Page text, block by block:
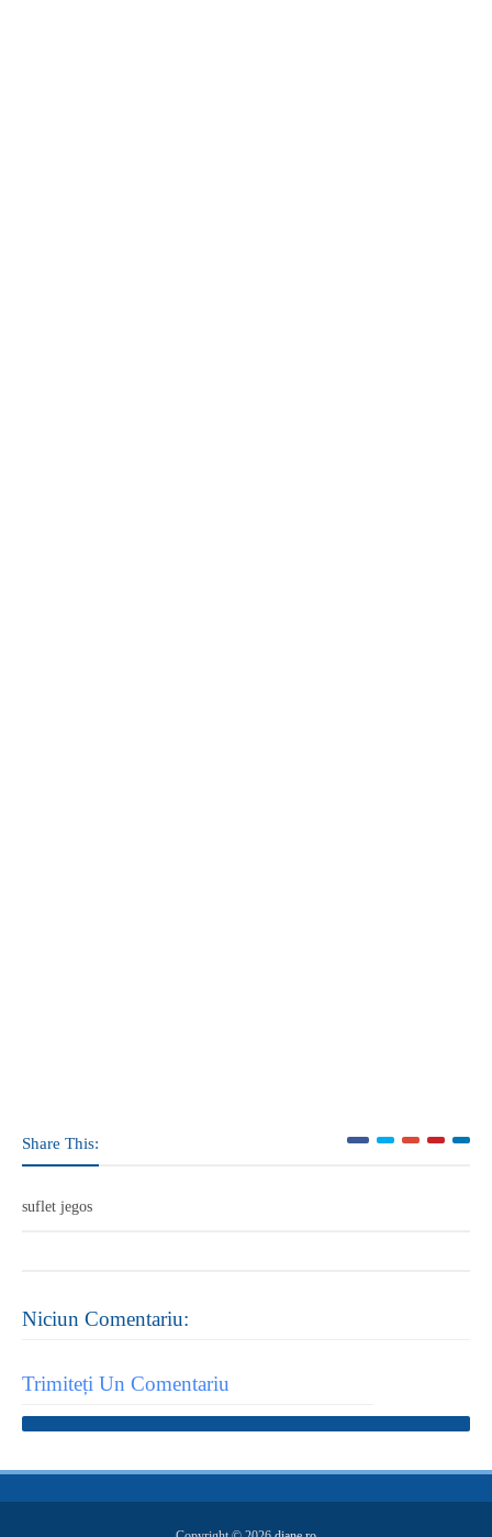
Share This:
suflet jegos
Niciun Comentariu:
Trimiteți Un Comentariu